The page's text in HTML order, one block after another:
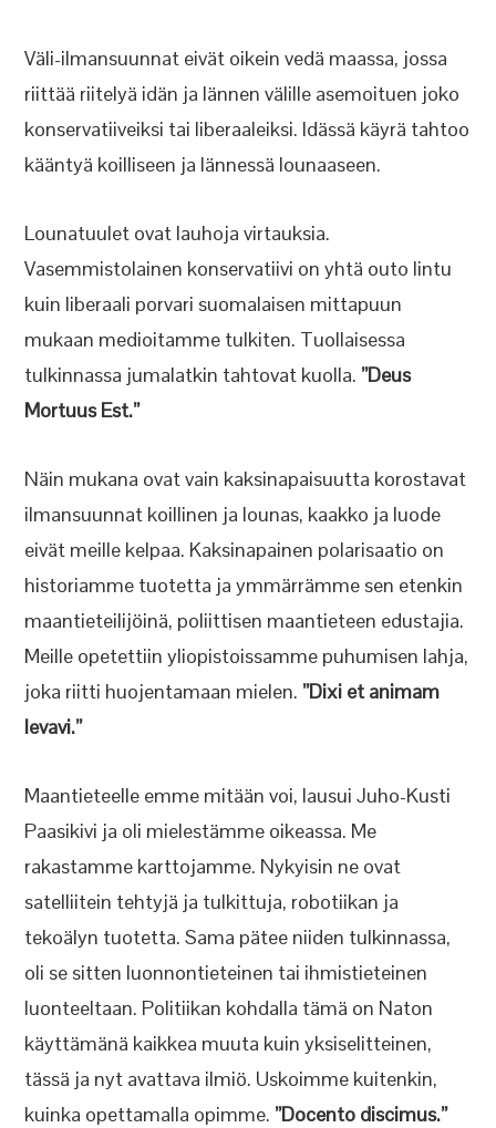
Väli-ilmansuunnat eivät oikein vedä maassa, jossa
riittää riitelyä idän ja lännen välille asemoituen joko
konservatiiveiksi tai liberaaleiksi. Idässä käyrä tahtoo
kääntyä koilliseen ja lännessä lounaaseen.
Lounatuulet ovat lauhoja virtauksia.
Vasemmistolainen konservatiivi on yhtä outo lintu
kuin liberaali porvari suomalaisen mittapuun
mukaan medioitamme tulkiten. Tuollaisessa
tulkinnassa jumalatkin tahtovat kuolla. ”Deus
Mortuus Est.”
Näin mukana ovat vain kaksinapaisuutta korostavat
ilmansuunnat koillinen ja lounas, kaakko ja luode
eivät meille kelpaa. Kaksinapainen polarisaatio on
historiamme tuotetta ja ymmärrämme sen etenkin
maantieteilijöinä, poliittisen maantieteen edustajia.
Meille opetettiin yliopistoissamme puhumisen lahja,
joka riitti huojentamaan mielen. ”Dixi et animam
levavi.”
Maantieteelle emme mitään voi, lausui Juho-Kusti
Paasikivi ja oli mielestämme oikeassa. Me
rakastamme karttojamme. Nykyisin ne ovat
satelliitein tehtyjä ja tulkittuja, robotiikan ja
tekoälyn tuotetta. Sama pätee niiden tulkinnassa,
oli se sitten luonnontieteinen tai ihmistieteinen
luonteeltaan. Politiikan kohdalla tämä on Naton
käyttämänä kaikkea muuta kuin yksiselitteinen,
tässä ja nyt avattava ilmiö. Uskoimme kuitenkin,
kuinka opettamalla opimme. ”Docento discimus.”